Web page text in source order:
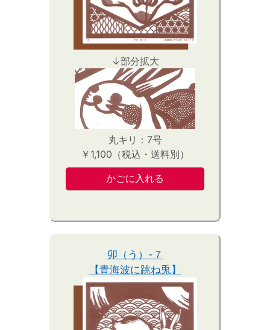
↓部分拡大
丸キリ：7号
￥1,100（税込・送料別）
卯（う）-７
【青海波に跳ね兎】